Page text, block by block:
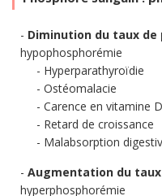
Diminution du taux de
hypophosphorémie
Hyperparathyroïdie
Ostéomalacie
Carence en vitamine D
Retard de croissance
Malabsorption
Augmentation du
hyperphosphorémie